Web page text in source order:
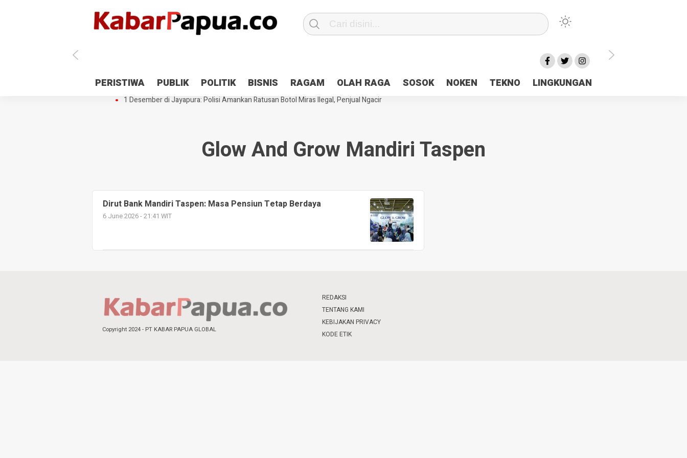
PERISTIWA PUBLIK POLITIK BISNIS RAGAM OLAH RAGA SOSOK NOKEN TEKNO LINGKUNGAN
Antisipasi 1 Desember, TNI Polri Patroli 2×24 jam di Kota Jayapura
Pesan Sejuk Polri di Deklarasi Pemilu Ceria Tanah Papua
Gedung Perpustakaan SMPN 5 Sentani Terbakar
Hibah Pilkada Jayapura Cair 10 Persen, Deposit Kas Daerah Rp23 Miliar Disorot
1 Desember di Jayapura: Polisi Amankan Ratusan Botol Miras Ilegal, Penjual Ngacir
Glow And Grow Mandiri Taspen
Dirut Bank Mandiri Taspen: Masa Pensiun Tetap Berdaya
6 June 2026 - 21:41 WIT
Copyright 2024 - PT KABAR PAPUA GLOBAL
REDAKSI
TENTANG KAMI
KEBIJAKAN PRIVACY
KODE ETIK